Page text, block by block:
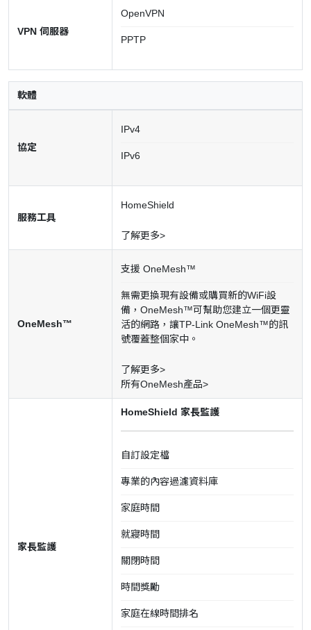
VPN 伺服器
OpenVPN
PPTP
軟體
協定
IPv4
IPv6
服務工具
HomeShield
了解更多>
OneMesh™
支援 OneMesh™
無需更換現有設備或購買新的WiFi設
備，OneMesh™可幫助您建立一個更靈
活的網路，讓TP-Link OneMesh™的訊
號覆蓋整個家中。
了解更多>
所有OneMesh產品>
家長監護
HomeShield 家長監護
自訂設定檔
專業的內容過濾資料庫
家庭時間
就寢時間
關閉時間
時間獎勵
家庭在線時間排名